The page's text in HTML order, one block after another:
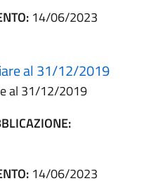
14/06/2023
al 31/12/2019
al 31/12/2019
14/06/2023